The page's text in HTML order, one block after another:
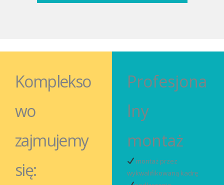
Komplekso
wo
zajmujemy
się:
Profesjona
lny
montaż
montaż przez
wykwalifikowaną kadrę